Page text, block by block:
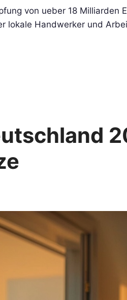
von ueber 18 Milliarden
lokale Handwerker und